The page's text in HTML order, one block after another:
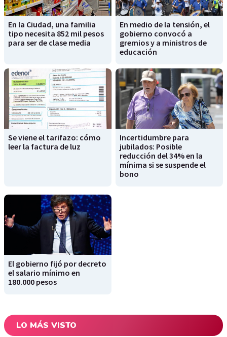
En la Ciudad, una familia
tipo necesita 852 mil pesos
para ser de clase media
En medio de la tensión, el
gobierno convocó a
gremios y a ministros de
educación
Se viene el tarifazo: cómo
leer la factura de luz
Incertidumbre para
jubilados: Posible
reducción del 34% en la
mínima si se suspende el
bono
El gobierno fijó por decreto
el salario mínimo en
180.000 pesos
LO MÁS VISTO